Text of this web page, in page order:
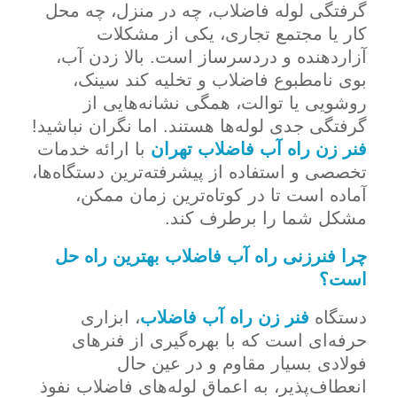
گرفتگی لوله فاضلاب، چه در منزل، چه محل
کار یا مجتمع تجاری، یکی از مشکلات
آزاردهنده و دردسرساز است. بالا زدن آب،
بوی نامطبوع فاضلاب و تخلیه کند سینک،
روشویی یا توالت، همگی نشانه‌هایی از
گرفتگی جدی لوله‌ها هستند. اما نگران نباشید!
فنر زن راه آب فاضلاب تهران با ارائه خدمات
تخصصی و استفاده از پیشرفته‌ترین دستگاه‌ها،
آماده است تا در کوتاه‌ترین زمان ممکن،
مشکل شما را برطرف کند.
چرا فنرزنی راه آب فاضلاب بهترین راه حل
است؟
دستگاه فنر زن راه آب فاضلاب، ابزاری
حرفه‌ای است که با بهره‌گیری از فنرهای
فولادی بسیار مقاوم و در عین حال
انعطاف‌پذیر، به اعماق لوله‌های فاضلاب نفوذ